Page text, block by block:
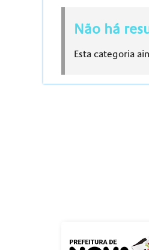
Não há
Esta categoria